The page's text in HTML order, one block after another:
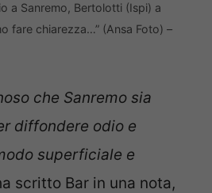
a Sanremo, Bertolotti (Ispi) a
fare chiarezza…” (Ansa Foto) –
che Sanremo sia
diffondere odio e
superficiale e
scritto Bar in una nota,